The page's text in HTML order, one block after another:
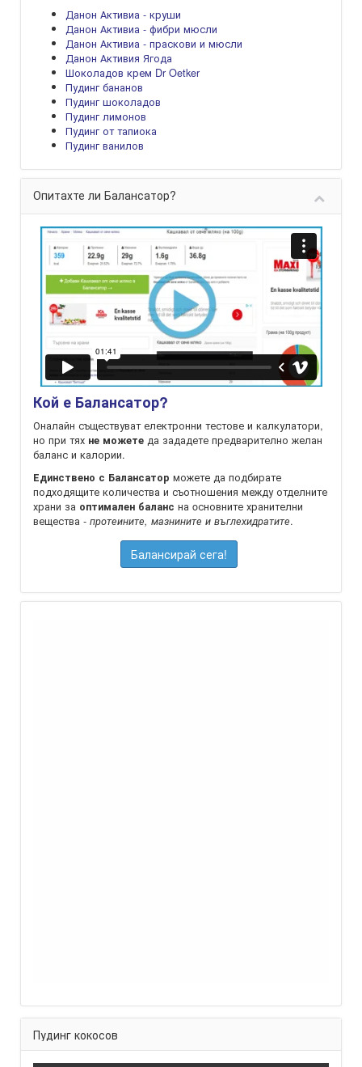
Данон Активиа - круши
Данон Активиа - фибри мюсли
Данон Активиа - праскови и мюсли
Данон Активия Ягода
Шоколадов крем Dr Oetker
Пудинг бананов
Пудинг шоколадов
Пудинг лимонов
Пудинг от тапиока
Пудинг ванилов
Опитахте ли Балансатор?
Кой е Балансатор?
Оналайн съществуват електронни тестове и калкулатори,
но при тях не можете да зададете предварително желан
баланс и калории.
Единствено с Балансатор можете да подбирате
подходящите количества и съотношения между отделните
храни за оптимален баланс на oсновните хранителни
вещества - протеините, мазнините и въглехидратите.
Балансирай сега!
Пудинг кокосов